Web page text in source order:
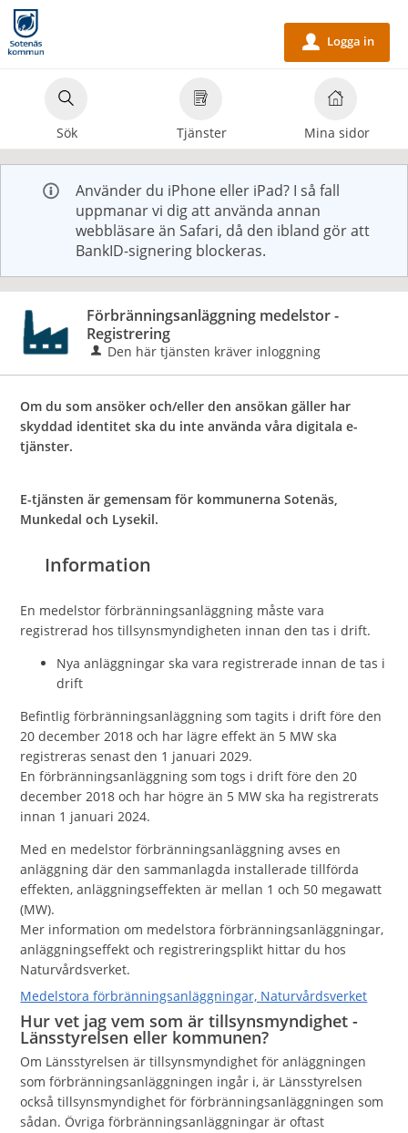
Välkommen
till
e-
tjänster
Sotenäs
kommun
Sök Tjänster Mina sidor
u Logga in
Använder du iPhone eller iPad? I så fall
uppmanar vi dig att använda annan
webbläsare än Safari, då den ibland gör att
BankID-signering blockeras.
Förbränningsanläggning medelstor -
Registrering
Den här tjänsten kräver inloggning
Om du som ansöker och/eller den ansökan gäller har
skyddad identitet ska du inte använda våra digitala e-
tjänster.
E-tjänsten är gemensam för kommunerna Sotenäs,
Munkedal och Lysekil.
Information
En medelstor förbränningsanläggning måste vara
registrerad hos tillsynsmyndigheten innan den tas i drift.
Nya anläggningar ska vara registrerade innan de tas i
drift
Befintlig förbränningsanläggning som tagits i drift före den
20 december 2018 och har lägre effekt än 5 MW ska
registreras senast den 1 januari 2029.
En förbränningsanläggning som togs i drift före den 20
december 2018 och har högre än 5 MW ska ha registrerats
innan 1 januari 2024.
Med en medelstor förbränningsanläggning avses en
anläggning där den sammanlagda installerade tillförda
effekten, anläggningseffekten är mellan 1 och 50 megawatt
(MW).
Mer information om medelstora förbränningsanläggningar,
anläggningseffekt och registreringsplikt hittar du hos
Naturvårdsverket.
Medelstora förbränningsanläggningar, Naturvårdsverket
Hur vet jag vem som är tillsynsmyndighet -
Länsstyrelsen eller kommunen?
Om Länsstyrelsen är tillsynsmyndighet för anläggningen
som förbränningsanläggningen ingår i, är Länsstyrelsen
också tillsynsmyndighet för förbränningsanläggningen som
sådan. Övriga förbränningsanläggningar är oftast